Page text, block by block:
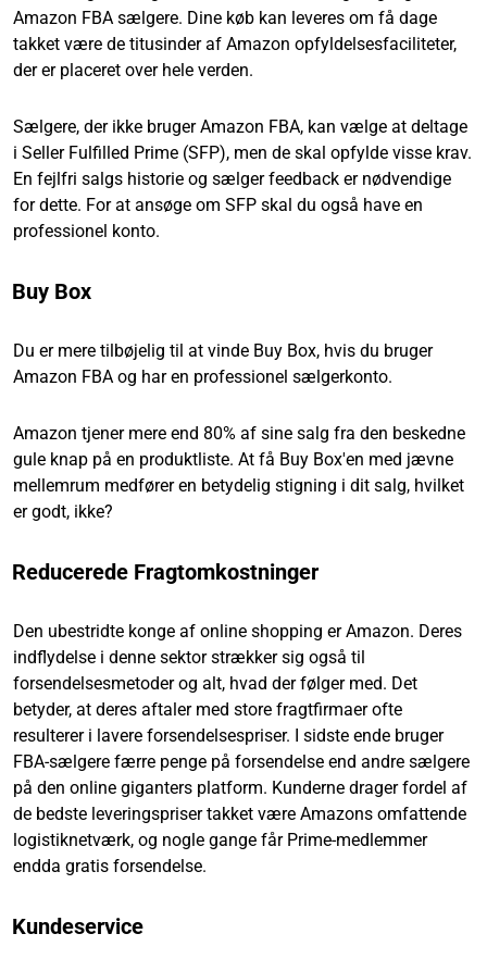
Amazon FBA sælgere. Dine køb kan leveres om få dage
takket være de titusinder af Amazon opfyldelsesfaciliteter,
der er placeret over hele verden.
Sælgere, der ikke bruger Amazon FBA, kan vælge at deltage
i Seller Fulfilled Prime (SFP), men de skal opfylde visse krav.
En fejlfri salgs historie og sælger feedback er nødvendige
for dette. For at ansøge om SFP skal du også have en
professionel konto.
Buy Box
Du er mere tilbøjelig til at vinde Buy Box, hvis du bruger
Amazon FBA og har en professionel sælgerkonto.
Amazon tjener mere end 80% af sine salg fra den beskedne
gule knap på en produktliste. At få Buy Box'en med jævne
mellemrum medfører en betydelig stigning i dit salg, hvilket
er godt, ikke?
Reducerede Fragtomkostninger
Den ubestridte konge af online shopping er Amazon. Deres
indflydelse i denne sektor strækker sig også til
forsendelsesmetoder og alt, hvad der følger med. Det
betyder, at deres aftaler med store fragtfirmaer ofte
resulterer i lavere forsendelsespriser. I sidste ende bruger
FBA-sælgere færre penge på forsendelse end andre sælgere
på den online giganters platform. Kunderne drager fordel af
de bedste leveringspriser takket være Amazons omfattende
logistiknetværk, og nogle gange får Prime-medlemmer
endda gratis forsendelse.
Kundeservice